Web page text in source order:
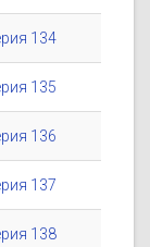
134
135
136
137
138